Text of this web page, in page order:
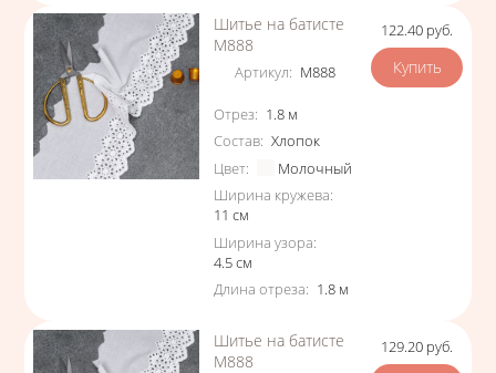
Шитье на батисте
М888
Артикул: М888
Характеристики
Отрез: 1.8 м
Состав: Хлопок
Цвет:
Молочный
Ширина кружева:
11 см
Ширина узора:
4.5см
Длина отреза: 1.8 м
Цена
122.40 руб.
Шитье на батисте
М888
Цена
129.20 руб.